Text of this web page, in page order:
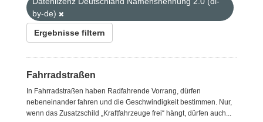
by-de)
Ergebnisse filtern
Fahrradstraßen
In Fahrradstraßen haben Radfahrende Vorrang, dürfen
nebeneinander fahren und die Geschwindigkeit bestimmen. Nur,
wenn das Zusatzschild „Kraftfahrzeuge frei“ hängt, dürfen auch...